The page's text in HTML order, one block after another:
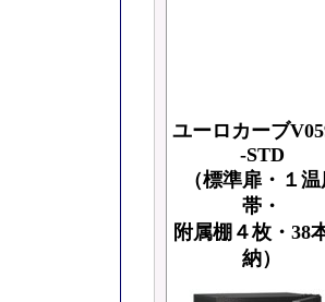
ユーロカーブ
-STD
（標準扉・１
帯・
附属棚４枚・38
納）